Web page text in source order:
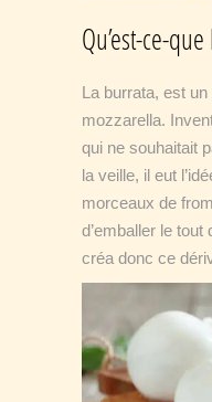
Qu’est-ce-
La burrata, est un
mozzarella.
qui ne souhaitait
la veille, il eut
morceaux de
d’emballer le
créa donc ce